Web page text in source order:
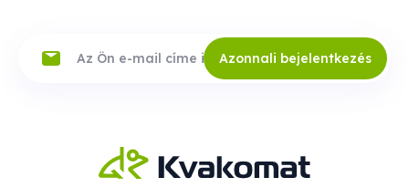
Azonnali bejelentkezés